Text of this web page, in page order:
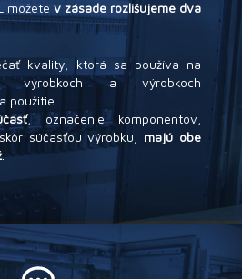
môžetev zásade rozlišujeme dva
kvality, ktorá sa používa na
výrobkoch a výrobkoch
použitie.
, označenie komponentov,
súčasťou výrobku, majú obe
.